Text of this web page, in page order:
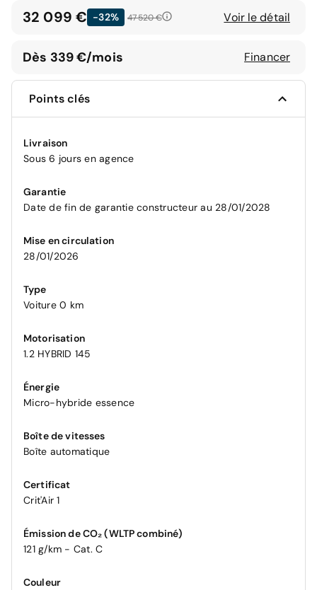
32 099 € -32% 47 520 € Voir le détail
Dès 339 €/mois Financer
Points clés
Livraison
Sous 6 jours en agence
Garantie
Date de fin de garantie constructeur au 28/01/2028
Mise en circulation
28/01/2026
Type
Voiture 0 km
Motorisation
1.2 HYBRID 145
Énergie
Micro-hybride essence
Boîte de vitesses
Boîte automatique
Certificat
Crit'Air 1
Émission de CO₂ (WLTP combiné)
121 g/km - Cat. C
Couleur